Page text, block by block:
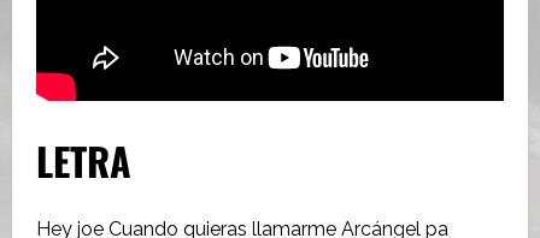
LETRA
Hey joe Cuando quieras llamarme Arcángel pa